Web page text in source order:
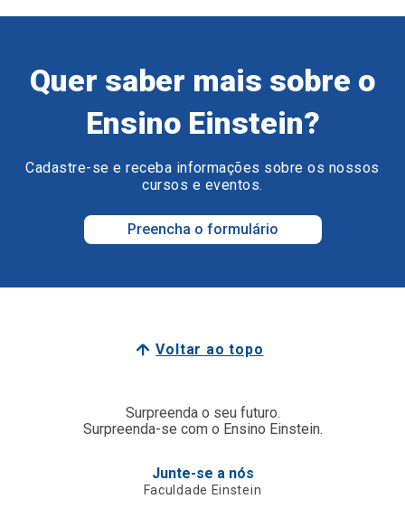
Quer saber mais sobre o
Ensino Einstein?
Cadastre-se e receba informações sobre os nossos
cursos e eventos.
Preencha o formulário
Voltar ao topo
Surpreenda o seu futuro.
Surpreenda-se com o Ensino Einstein.
Junte-se a nós
Faculdade Einstein